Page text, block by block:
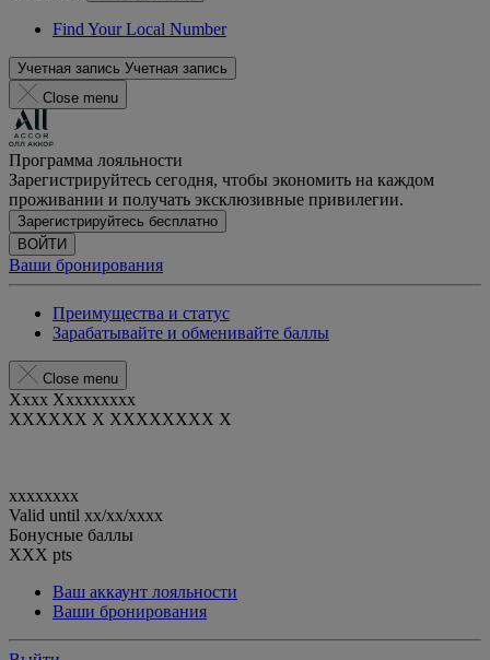
Find Your Local Number
Учетная запись Учетная запись
Close menu
Программа лояльности
Зарегистрируйтесь сегодня, чтобы экономить на каждом
проживании и получать эксклюзивные привилегии.
Зарегистрируйтесь бесплатно
ВОЙТИ
Ваши бронирования
Преимущества и статус
Зарабатывайте и обменивайте баллы
Close menu
Xxxx Xxxxxxxxx
XXXXXX X XXXXXXXX X
xxxxxxxx
Valid until xx/xx/xxxx
Бонусные баллы
XXX pts
Ваш аккаунт лояльности
Ваши бронирования